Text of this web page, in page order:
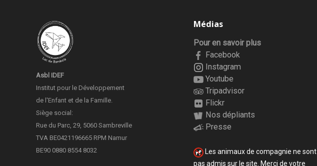
Asbl IDEF
Institut pour le Développement
de l'Enfant et de la Famille.
Siège social:
Rue du Parc, 29, 5060 Sambreville
TVA BE0421196665 RPM Namur
BE90 0880 8554 8032
Médias
Pour en savoir plus
Facebook
Instagram
Youtube
Tripadvisor
Flickr
Nos dépliants
Presse
Les animaux de compagnie ne sont
pas admis sur le site. Merci de votre